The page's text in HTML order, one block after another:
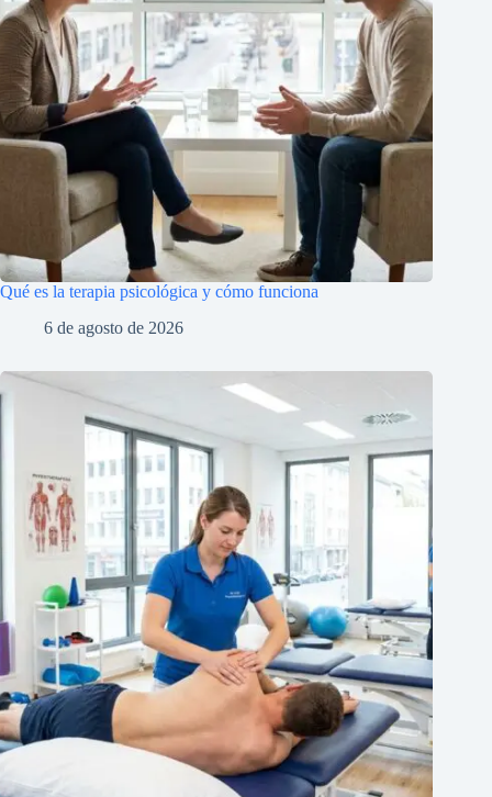
Qué es la terapia psicológica y cómo funciona
6 de agosto de 2026